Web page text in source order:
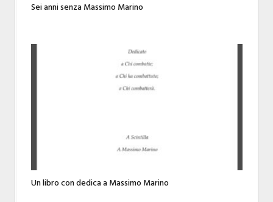
Sei anni senza Massimo Marino
Un libro con dedica a Massimo Marino